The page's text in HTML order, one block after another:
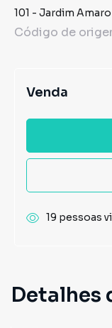
Detalhes
101 - Jardim Amaro
Código de
Venda
19 pessoas